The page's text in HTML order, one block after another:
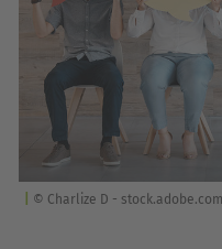
© Charlize D - stock.adobe.com